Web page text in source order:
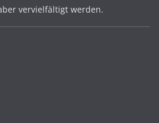
vervielfältigt werden.